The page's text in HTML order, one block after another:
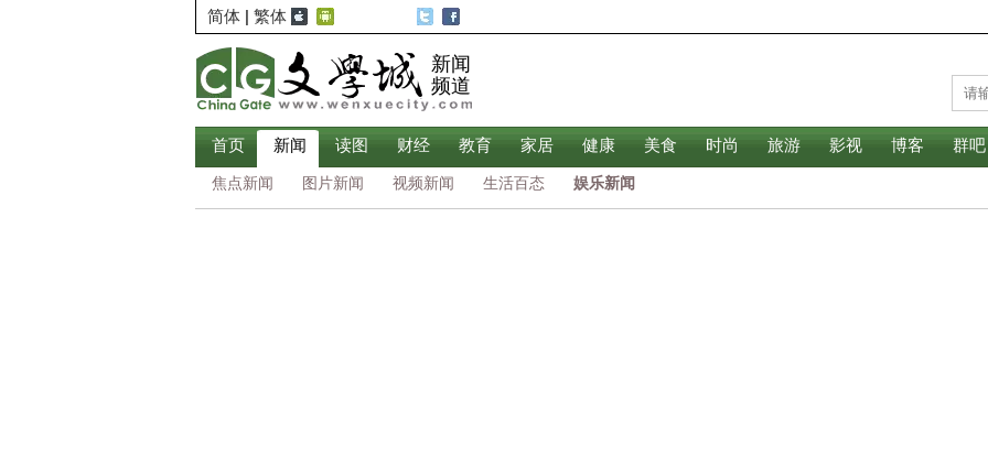
简体 | 繁体
新闻
频道
首页 新闻 读图 财经 教育 家居 健康 美食 时尚 旅游 影视 博客 群吧
焦点新闻 图片新闻 视频新闻 生活百态 娱乐新闻